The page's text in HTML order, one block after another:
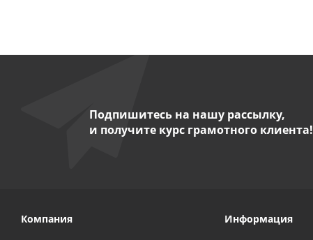
Подпишитесь на нашу рассылку,
и получите курс грамотного клиента!
Компания Информация